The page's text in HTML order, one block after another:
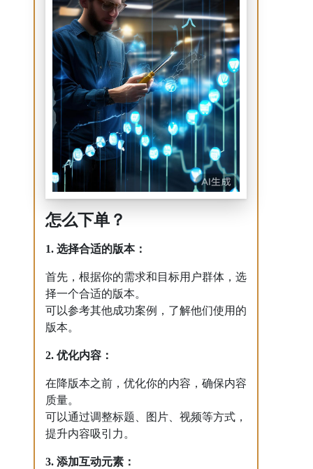
怎么下单？
1. 选择合适的版本：
首先，根据你的需求和目标用户群体，选
择一个合适的版本。
可以参考其他成功案例，了解他们使用的
版本。
2. 优化内容：
在降版本之前，优化你的内容，确保内容
质量。
可以通过调整标题、图片、视频等方式，
提升内容吸引力。
3. 添加互动元素：